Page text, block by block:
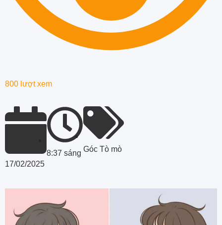
800 lượt xem
17/02/2025
8:37 sáng Góc Tò mò